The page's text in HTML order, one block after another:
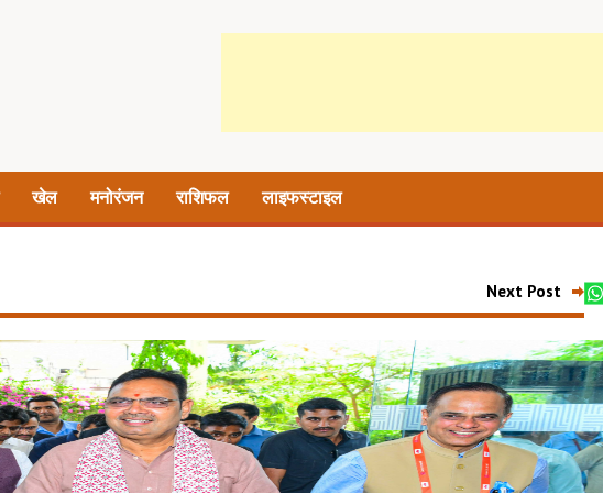
खेल मनोरंजन राशिफल लाइफस्टाइल
Next Post